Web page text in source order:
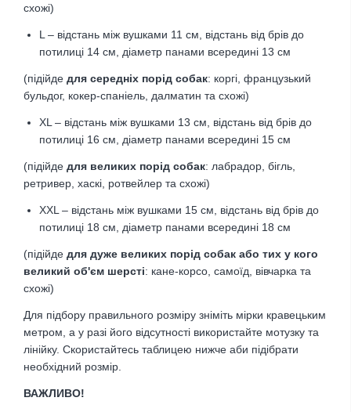
схожі)
L – відстань між вушками 11 см, відстань від брів до
потилиці 14 см
діаметр панами всередині 13 см
(підійде для середніх порід собак: коргі, французький
бульдог, кокер-спаніель, далматин та схожі)
XL – відстань між вушками 13 см, відстань від брів до
потилиці 16 см
діаметр панами всередині 15 см
(підійде для великих порід собак: лабрадор, бігль,
ретривер, хаскі, ротвейлер та схожі)
XXL – відстань між вушками 15 см, відстань від брів до
потилиці 18 см, діаметр панами всередині 18 см
(підійде для дуже великих порід собак або тих у кого
великий об'єм шерсті: кане-корсо, самоїд, вівчарка та
схожі)
Для підбору правильного розміру зніміть мірки кравецьким
метром, а у разі його відсутності використайте мотузку та
лінійку. Скористайтесь таблицею нижче аби підібрати
необхідний розмір.
ВАЖЛИВО!